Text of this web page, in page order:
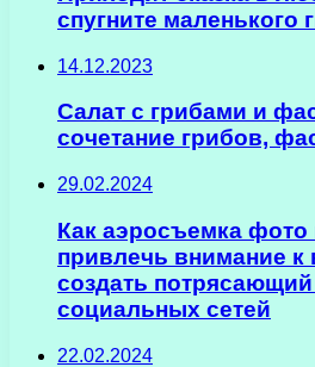
спугните маленького
14.12.2023
Салат с грибами и
сочетание грибов,
29.02.2024
Как аэросъемка фото
привлечь внимание к
создать потрясающий
социальных сетей
22.02.2024